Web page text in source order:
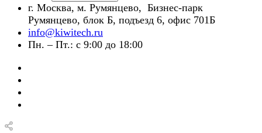
г. Москва, м. Румянцево, Бизнес-парк
Румянцево, блок Б, подъезд 6, офис 701Б
info@kiwitech.ru
Пн. – Пт.: с 9:00 до 18:00